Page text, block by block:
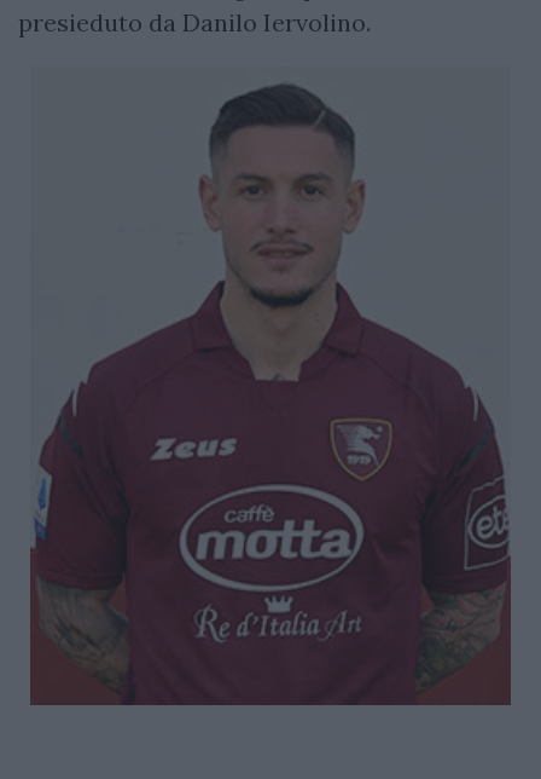
presieduto da Danilo Iervolino.